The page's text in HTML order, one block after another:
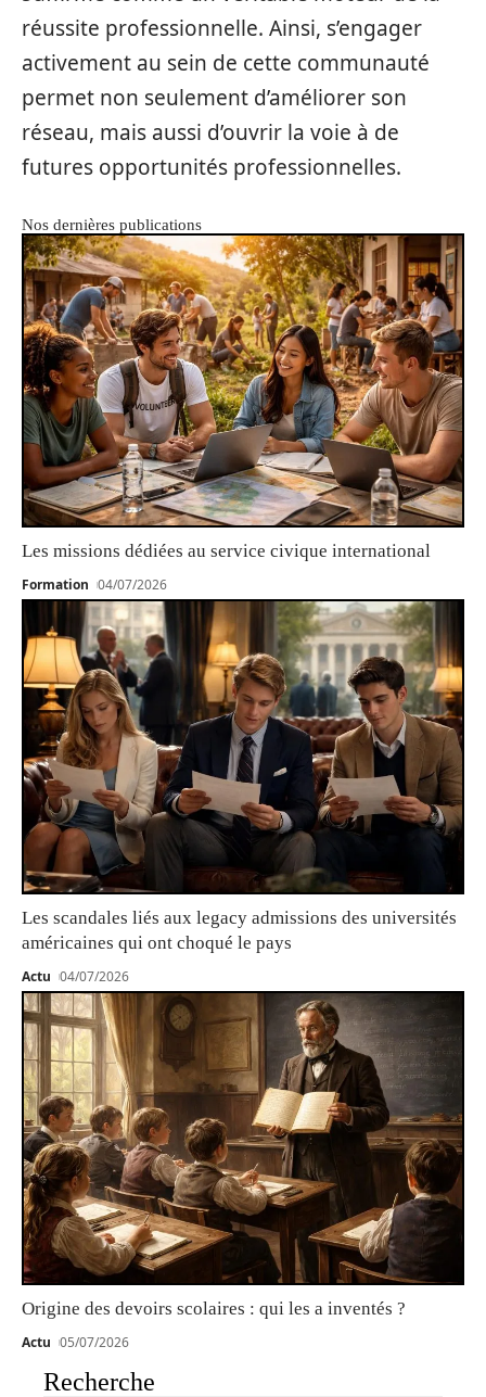
réussite professionnelle. Ainsi, s’engager
activement au sein de cette communauté
permet non seulement d’améliorer son
réseau, mais aussi d’ouvrir la voie à de
futures opportunités professionnelles.
Nos dernières publications
Les missions dédiées au service civique international
Formation 04/07/2026
Les scandales liés aux legacy admissions des universités
américaines qui ont choqué le pays
Actu 04/07/2026
Origine des devoirs scolaires : qui les a inventés ?
Actu 05/07/2026
Recherche